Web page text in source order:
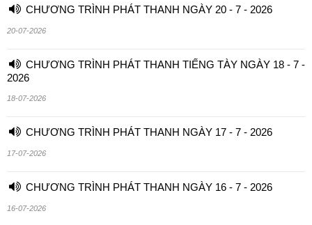
CHƯƠNG TRÌNH PHÁT THANH NGÀY 20 - 7 - 2026
20-07-2026
CHƯƠNG TRÌNH PHÁT THANH TIẾNG TÀY NGÀY 18 - 7 -
2026
18-07-2026
CHƯƠNG TRÌNH PHÁT THANH NGÀY 17 - 7 - 2026
17-07-2026
CHƯƠNG TRÌNH PHÁT THANH NGÀY 16 - 7 - 2026
16-07-2026